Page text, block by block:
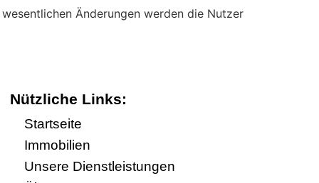
Änderungen werden die Nutzer
Nützliche Links:
Startseite
Immobilien
Unsere Dienstleistungen